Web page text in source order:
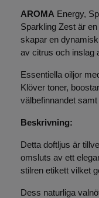
AROMA Energy,
Sparkling Zest är
skapar en
av citrus och inslag
Essentiella oiljor
Klöver toner,
välbefinnandet
Beskrivning:
Detta doftljus är
omsluts av ett
stilren etikett vilket
Dess naturliga